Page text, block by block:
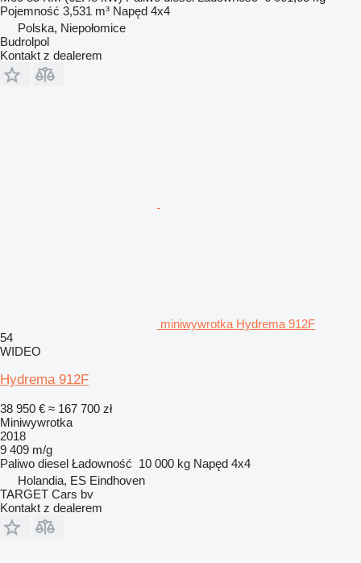
Pojemność 3,531 m³ Napęd 4x4
Polska, Niepołomice
Budrolpol
Kontakt z dealerem
miniwywrotka Hydrema 912F
54
WIDEO
Hydrema 912F
38 950 € ≈ 167 700 zł
Miniwywrotka
2018
9 409 m/g
Paliwo diesel Ładowność 10 000 kg Napęd 4x4
Holandia, ES Eindhoven
TARGET Cars bv
Kontakt z dealerem